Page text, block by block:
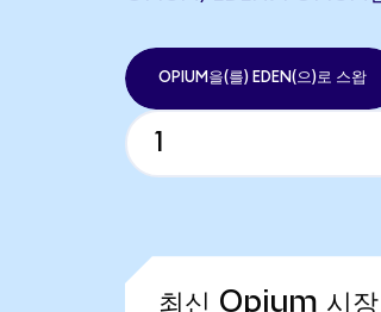
OPIUM을(를) EDEN(으)로 스왑
최신 Opium 시